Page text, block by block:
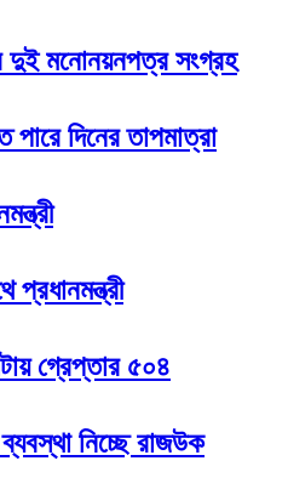
দুই মনোনয়নপত্র সংগ্রহ
দিনের তাপমাত্রা
প্রধানমন্ত্রী
গ্রেপ্তার ৫০৪
নিচ্ছে রাজউক